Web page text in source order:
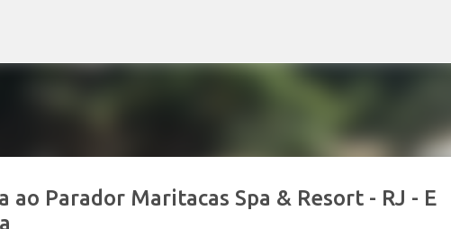
Parador Maritacas Spa & Resort - RJ - E